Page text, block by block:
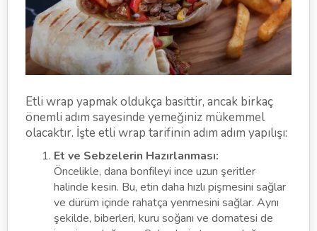
Etli wrap yapmak oldukça basittir, ancak birkaç
önemli adım sayesinde yemeğiniz mükemmel
olacaktır. İşte etli wrap tarifinin adım adım yapılışı:
Et ve Sebzelerin Hazırlanması:
Öncelikle, dana bonfileyi ince uzun şeritler
halinde kesin. Bu, etin daha hızlı pişmesini sağlar
ve dürüm içinde rahatça yenmesini sağlar. Aynı
şekilde, biberleri, kuru soğanı ve domatesi de